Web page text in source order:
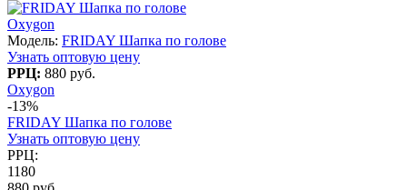
Oxygon
Модель: FRIDAY Шапка по голове
Узнать оптовую цену
РРЦ: 880 руб.
Oxygon
-13%
FRIDAY Шапка по голове
Узнать оптовую цену
РРЦ:
1180